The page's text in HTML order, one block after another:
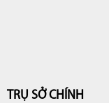
TRỤ SỞ CHÍNH